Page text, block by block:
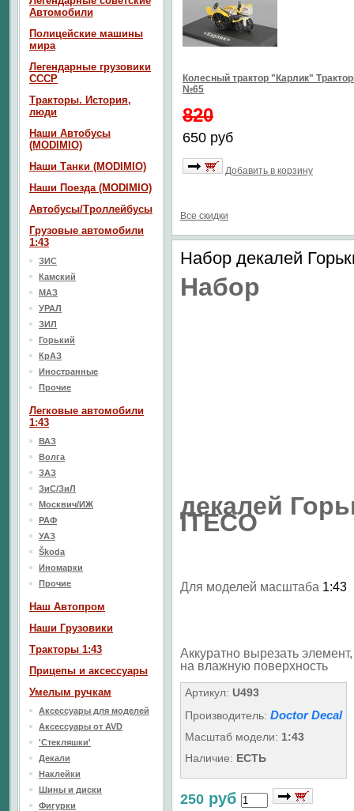
Колесный трактор "Карлик"
№65
820
650 руб
Добавить в корзину
Все скидки
Набор декалей
Набор
декалей
ITECO
Для моделей масштаба 1:43
Аккуратно вырезать
на влажную поверхность
Артикул: U493
Производитель: Doctor Decal
Масштаб модели: 1:43
Наличие: ЕСТЬ
250 руб
Автомобили
Полицейские машины
мира
Легендарные грузовики
СССР
Тракторы. История,
люди
Наши Автобусы
(MODIMIO)
Наши Танки (MODIMIO)
Наши Поезда (MODIMIO)
Автобусы/Троллейбусы
Грузовые автомобили
1:43
ЗИС
Камский
МАЗ
УРАЛ
ЗИЛ
Горький
КрАЗ
Иностранные
Прочие
Легковые автомобили
1:43
ВАЗ
Волга
ЗАЗ
ЗиС/ЗиЛ
Москвич/ИЖ
РАФ
УАЗ
Škoda
Иномарки
Прочие
Наш Aвтопром
Наши Грузовики
Тракторы 1:43
Прицепы и аксессуары
Умелым ручкам
Аксессуары для моделей
Аксессуары от AVD
'Стекляшки'
Декали
Наклейки
Шины и диски
Фигурки